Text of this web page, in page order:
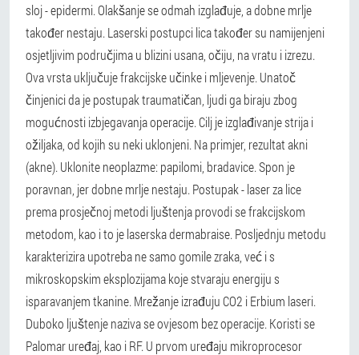
sloj - epidermi. Olakšanje se odmah izglađuje, a dobne mrlje
također nestaju. Laserski postupci lica također su namijenjeni
osjetljivim područjima u blizini usana, očiju, na vratu i izrezu.
Ova vrsta uključuje frakcijske učinke i mljevenje. Unatoč
činjenici da je postupak traumatičan, ljudi ga biraju zbog
mogućnosti izbjegavanja operacije.Cilj je izglađivanje strija i
ožiljaka, od kojih su neki uklonjeni. Na primjer, rezultat akni
(akne). Uklonite neoplazme: papilomi, bradavice. Spon je
poravnan, jer dobne mrlje nestaju. Postupak - laser za lice
prema prosječnoj metodi ljuštenja provodi se frakcijskom
metodom, kao i to je laserska dermabraise. Posljednju metodu
karakterizira upotreba ne samo gomile zraka, već i s
mikroskopskim eksplozijama koje stvaraju energiju s
isparavanjem tkanine. Mrežanje izrađuju CO2 i Erbium laseri.
Duboko ljuštenje naziva se ovjesom bez operacije. Koristi se
Palomar uređaj, kao i RF. U prvom uređaju mikroprocesor